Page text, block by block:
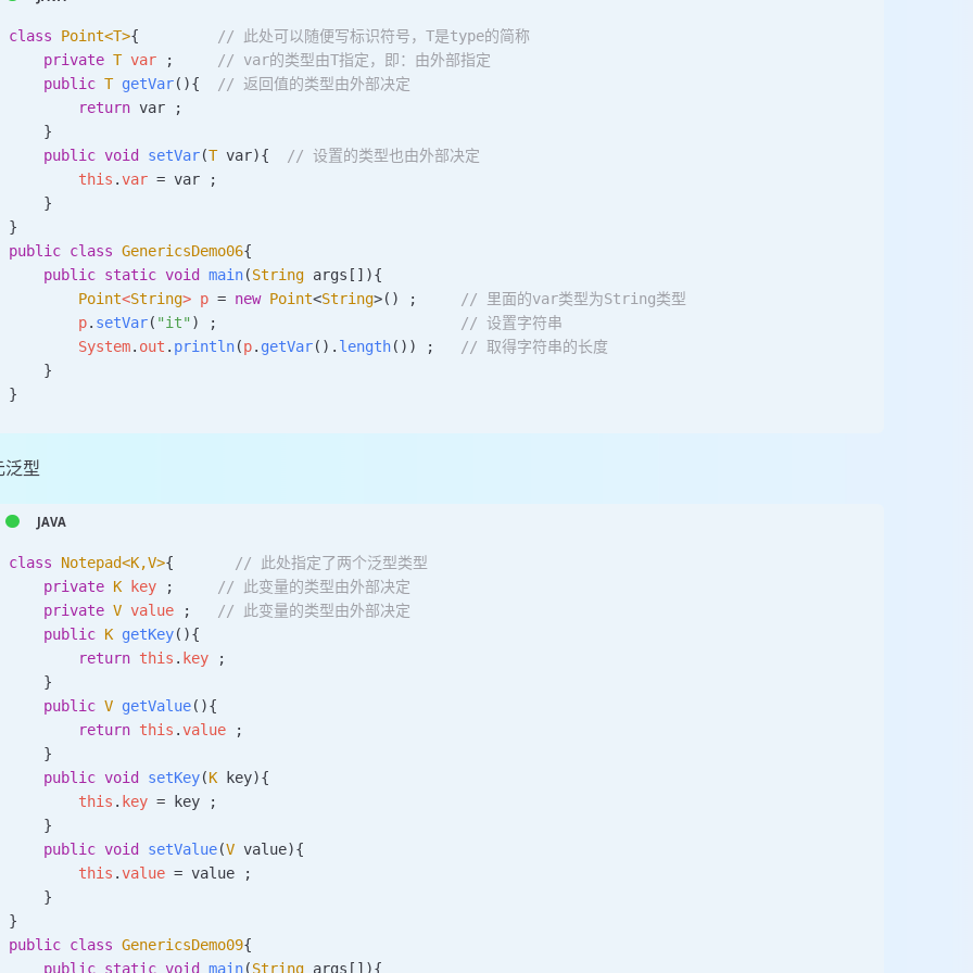
class Point<T>{
         // 此处可以随便写标识符号，T是type的简称
    private
T var ;
     // var的类型由T指定，即：由外部指定
    public
T getVar(){
// 返回值的类型由外部决定
        return
var ;
    }
    public
void setVar(T var){
// 设置的类型也由外部决定
        this
.var = var ;
    }
}
public class GenericsDemo06{
    public
static void main(String args []){
        Point
<String> p = new Point<String>() ;
// 里面的var类型为String类型
        p
. setVar( "it" ) ;
// 设置字符串
        System
. out . println(p. getVar(). length()) ;
// 取得字符串的长度
    }
}
泛型
class Notepad<K,V>{
       // 此处指定了两个泛型类型
    private
K key ;
     // 此变量的类型由外部决定
    private
V value ;
   // 此变量的类型由外部决定
    public
K getKey(){
        return
this . key ;
    }
    public
V getValue(){
        return
this .value ;
    }
    public
void setKey(K key){
        this
. key = key ;
    }
    public
void setValue(V value){
        this
.value = value ;
    }
}
public class GenericsDemo09{
    public
static void main(String args []){